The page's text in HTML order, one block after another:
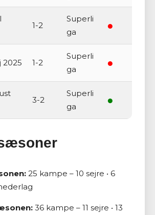
1-2
Superli
ga
●
2025 1-2
Superli
ga
●
3-2
Superli
ga
●
25 kampe – 10 sejre • 6
36 kampe – 11 sejre • 13